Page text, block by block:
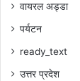
वायरल अड्डा
पर्यटन
ready_text
उत्तर प्रदेश